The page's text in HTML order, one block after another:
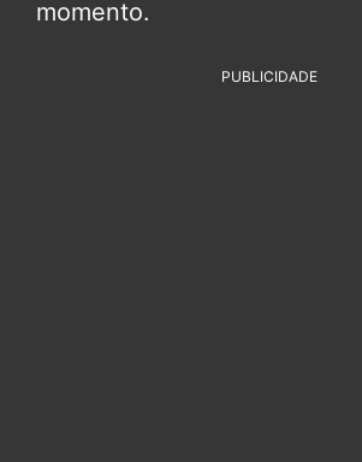
momento.
PUBLICIDADE